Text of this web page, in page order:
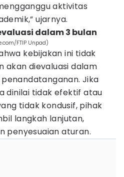
aktivitas
ujarnya.
dalam 3 bulan
FTIP Unpad)
kebijakan ini tidak
akan dievaluasi dalam
Jika
dinilai tidak efektif atau
tidak kondusif, pihak
langkah lanjutan,
penyesuaian aturan.